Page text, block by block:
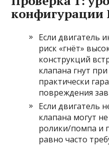
конфигурации
Если двигатель
риск «гнёт»
конструкций
клапана гнут
практически
повреждения
Если двигатель
клапана могут
ролики/помпа и
равно часто